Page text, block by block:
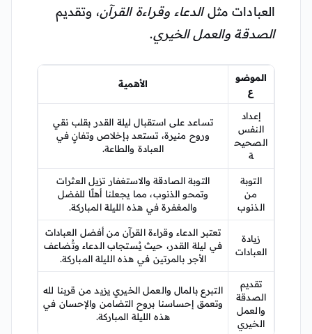
العبادات مثلالدعاء وقراءة القرآن، وتقديم
الصدقة والعمل الخيري.
الموضو
ع
الأهمية
إعداد
النفس
الصحيح
ة
تساعد على استقبال ليلة القدر بقلب نقي
وروح منيرة، تستعد بإخلاص وتفانٍ في
العبادة والطاعة.
التوبة
من
الذنوب
التوبة الصادقة والاستغفار تزيل العثرات
وتمحو الذنوب، مما يجعلنا أهلًا للفضل
والمغفرة في هذه الليلة المباركة.
زيادة
العبادات
تعتبر الدعاء وقراءة القرآن من أفضل العبادات
في ليلة القدر، حيث يُستجاب الدعاء وتُضاعف
الأجر بالمرتين في هذه الليلة المباركة.
تقديم
الصدقة
والعمل
الخيري
التبرع بالمال والعمل الخيري يزيد من قربنا لله
وتعمق إحساسنا بروح التضامن والإحسان في
هذه الليلة المباركة.